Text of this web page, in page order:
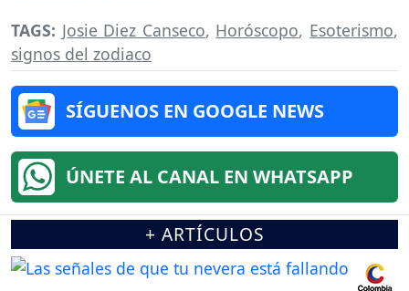
TAGS: Josie Diez Canseco, Horóscopo, Esoterismo,
signos del zodiaco
SÍGUENOS EN GOOGLE NEWS
ÚNETE AL CANAL EN WHATSAPP
+ ARTÍCULOS